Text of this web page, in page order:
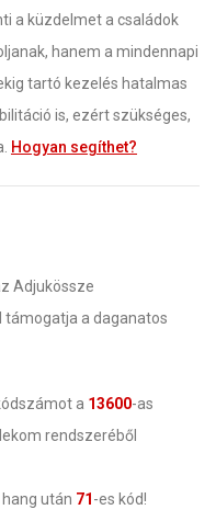
a küzdelmet a családok
hanem a mindennapi
tartó kezelés hatalmas
is, ezért szükséges,
Hogyan segíthet?
Adjukössze
a daganatos
a 13600-as
rendszeréből
után 71-es kód!